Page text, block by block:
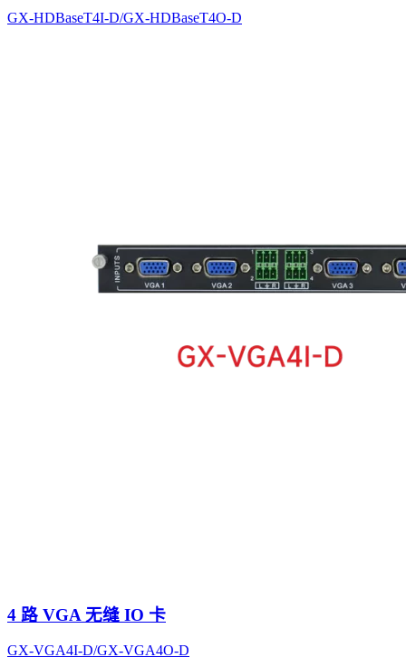
GX-HDBaseT4I-D/GX-HDBaseT4O-D
4 路 VGA 无缝 IO 卡
GX-VGA4I-D/GX-VGA4O-D